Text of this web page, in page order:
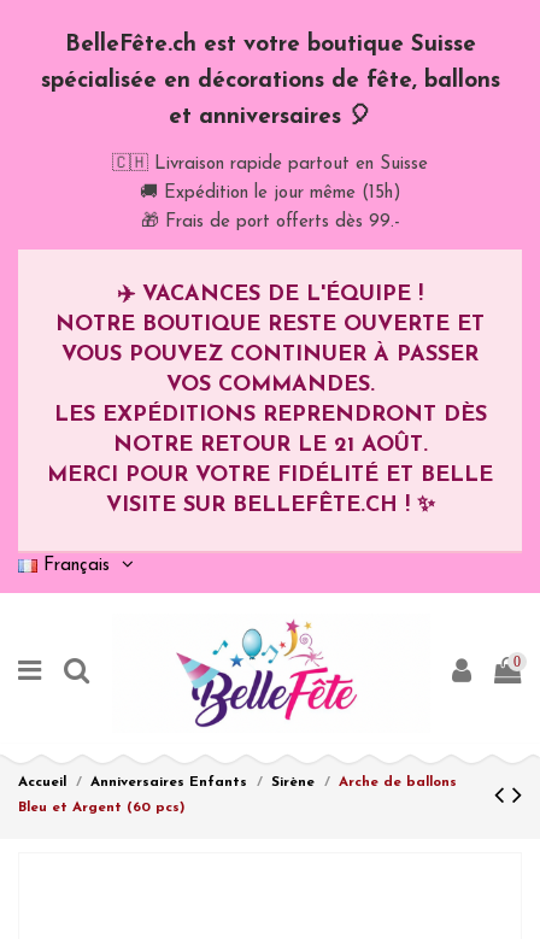
BelleFête.ch est votre boutique Suisse
spécialisée en décorations de fête, ballons
et anniversaires 🎈
🇨🇭 Livraison rapide partout en Suisse
🚚 Expédition le jour même (15h)
🎁 Frais de port offerts dès 99.-
✈️ VACANCES DE L'ÉQUIPE !
NOTRE BOUTIQUE RESTE OUVERTE ET
VOUS POUVEZ CONTINUER À PASSER
VOS COMMANDES.
LES EXPÉDITIONS REPRENDRONT DÈS
NOTRE RETOUR LE 21 AOÛT.
MERCI POUR VOTRE FIDÉLITÉ ET BELLE
VISITE SUR BELLEFÊTE.CH ! ✨
Français
0
Accueil Anniversaires Enfants Sirène
Arche de ballons
Bleu et Argent (60 pcs)